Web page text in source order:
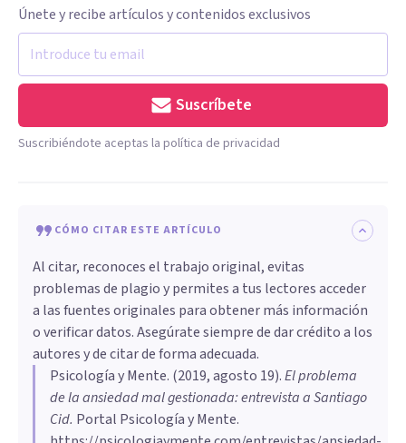
Únete y recibe artículos y contenidos exclusivos
Suscríbete
Suscribiéndote aceptas la política de privacidad
CÓMO CITAR ESTE ARTÍCULO
Al citar, reconoces el trabajo original, evitas
problemas de plagio y permites a tus lectores acceder
a las fuentes originales para obtener más información
o verificar datos. Asegúrate siempre de dar crédito a los
autores y de citar de forma adecuada.
Psicología y Mente. (2019, agosto 19).El problema
de la ansiedad mal gestionada: entrevista a Santiago
Cid. Portal Psicología y Mente.